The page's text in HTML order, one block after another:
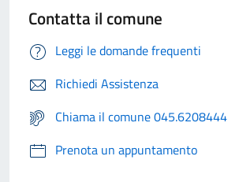
Contatta il comune
Leggi le domande frequenti
Richiedi Assistenza
Chiama il comune 045.6208444
Prenota un appuntamento